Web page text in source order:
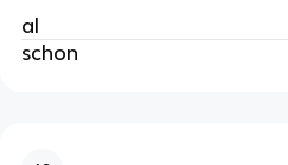
al
schon